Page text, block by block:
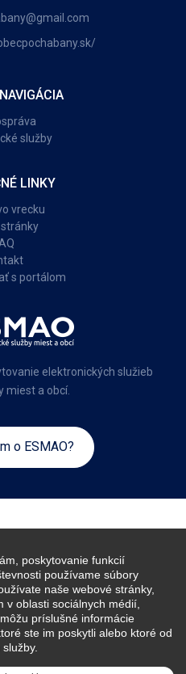
poskytovanie funkcií
používame súbory
naše webové stránky,
v oblasti sociálnych médií,
príslušné informácie
ste im poskytli alebo ktoré od
služby
LINKY
vrecku
s portálom
elektronických služieb
miest a obcí.
o ESMAO?